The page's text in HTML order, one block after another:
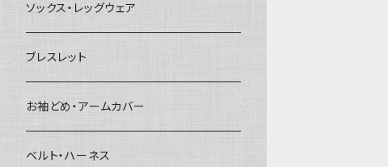
ソックス・レッグウェア
ブレスレット
お袖どめ・アームカバー
ベルト・ハーネス